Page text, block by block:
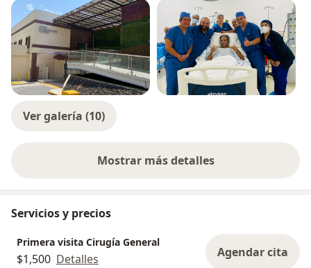
Ver galería (10)
Mostrar más detalles
sobre la experiencia
Servicios y precios
Primera visita Cirugía General
$1,500 Detalles Agendar cita